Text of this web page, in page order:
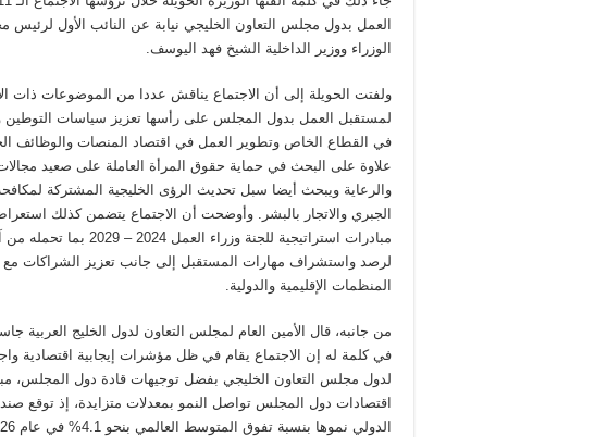
العمل بدول مجلس التعاون الخليجي نيابة عن النائب الأول لرئيس
الوزراء ووزير الداخلية الشيخ فهد اليوسف.
ولفتت الحويلة إلى أن الاجتماع يناقش عددا من الموضوعات ذات
لمستقبل العمل بدول المجلس على رأسها تعزيز سياسات التوطين
في القطاع الخاص وتطوير العمل في اقتصاد المنصات والوظائف
علاوة على البحث في حماية حقوق المرأة العاملة على صعيد
والرعاية ويبحث أيضا سبل تحديث الرؤى الخليجية المشتركة
الجبري والاتجار بالبشر. وأوضحت أن الاجتماع يتضمن كذلك
مبادرات استراتيجية للجنة وزراء العمل 2024 –
لرصد واستشراف مهارات المستقبل إلى جانب تعزيز الشراكات مع
المنظمات الإقليمية والدولية.
من جانبه، قال الأمين العام لمجلس التعاون لدول الخليج العربية
في كلمة له إن الاجتماع يقام في ظل مؤشرات إيجابية اقتصادية
لدول مجلس التعاون الخليجي بفضل توجيهات قادة دول المجلس،
اقتصادات دول المجلس تواصل النمو بمعدلات متزايدة، إذ توقع